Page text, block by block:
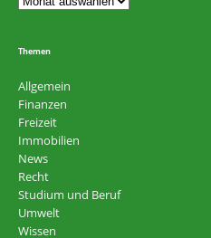
Themen
Allgemein
Finanzen
Freizeit
Immobilien
News
Recht
Studium und Beruf
Umwelt
Wissen